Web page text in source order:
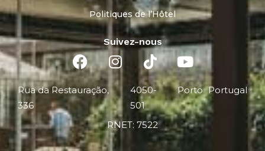
Politiques de l’Hôtel
Suivez-nous
Rua da Restauração,
336
4050-
501
Porto Portugal
RNET: 7522